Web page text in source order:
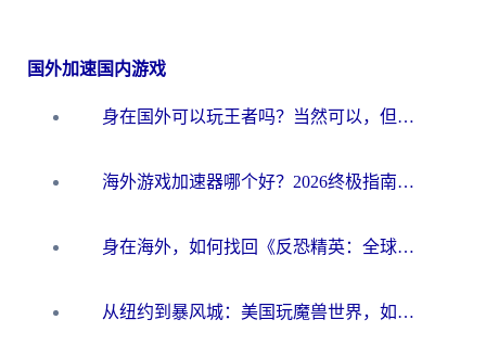
国外加速国内游戏
身在国外可以玩王者吗？当然可以，但你需要这份“加速”指南
海外游戏加速器哪个好？2026终极指南帮你畅玩国服+解决卡顿难题
身在海外，如何找回《反恐精英：全球攻势》国服的丝滑手感？一份给你的终极指南
从纽约到暴风城：美国玩魔兽世界，如何找到你的最佳网络航线